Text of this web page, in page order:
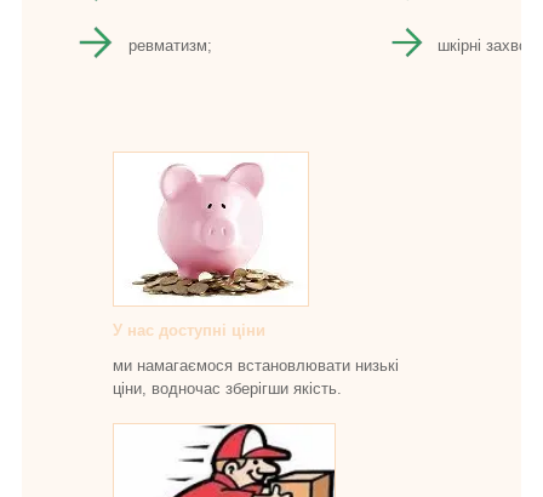
ревматизм; шкірні
У нас доступні ціни
ми намагаємося встановлювати низькі
ціни, водночас зберігши якість.